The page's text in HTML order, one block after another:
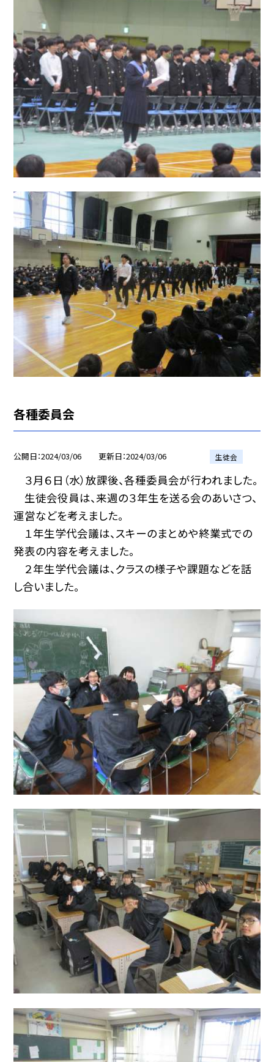
各種委員会
公開日 2024/03/06 更新日 2024/03/06 生徒会
３月６日（水）放課後、各種委員会が行われました。
生徒会役員は、来週の３年生を送る会のあいさつ、
運営などを考えました。
１年生学代会議は、スキーのまとめや終業式での
発表の内容を考えました。
２年生学代会議は、クラスの様子や課題などを話
し合いました。